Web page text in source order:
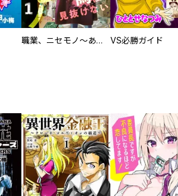
職業、ニセモノ～あなたに偽は見抜けない【電子単行本版】 VS必勝ガイド